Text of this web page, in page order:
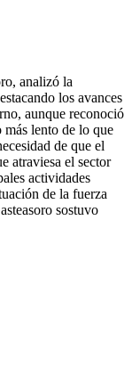
analizó la
los avances
aunque reconoció
más lento de lo que
de que el
atraviesa el sector
actividades
de la fuerza
sostuvo